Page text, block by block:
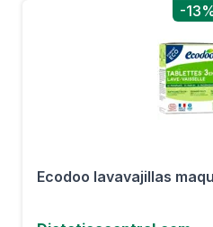
-
Ecodoo lavavajillas